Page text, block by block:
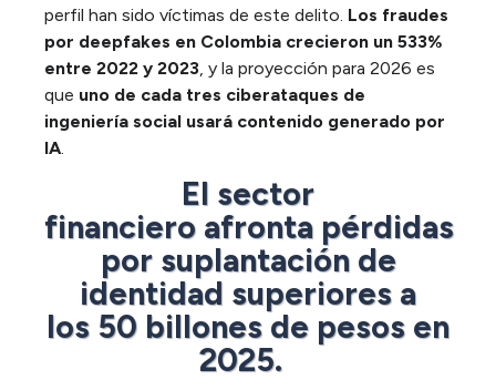
perfil han sido víctimas de este delito. Los fraudes
por deepfakes en Colombia crecieron un 533%
entre 2022 y 2023 , y la proyección para 2026 es
que uno de cada tres ciberataques de
ingeniería social usará contenido generado por
IA
El sector
financiero afronta pérdidas
por suplantación de
identidad superiores a
los 50 billones de pesos en
2025.